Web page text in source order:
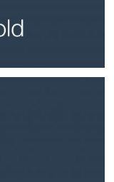
für Bedien-
sind ideal für den